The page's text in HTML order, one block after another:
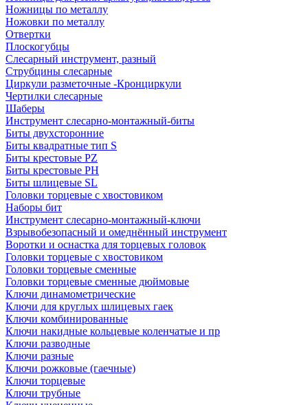
Ножницы по металлу
Ножовки по металлу
Отвертки
Плоскогубцы
Слесарный инструмент, разный
Струбцины слесарные
Циркули разметочные -Кронциркули
Чертилки слесарные
Шаберы
Инструмент слесарно-монтажный-биты
Биты двухсторонние
Биты квадратные тип S
Биты крестовые РZ
Биты крестовые РН
Биты шлицевые SL
Головки торцевые с хвостовиком
Наборы бит
Инструмент слесарно-монтажный-ключи
Взрывобезопасный и омеднённый инструмент
Воротки и оснаcтка для торцевых головок
Головки торцевые с хвостовиком
Головки торцевые сменные
Головки торцевые сменные дюймовые
Ключи динамометрические
Ключи для круглых шлицевых гаек
Ключи комбинированные
Ключи накидные кольцевые коленчатые и пр
Ключи разводные
Ключи разные
Ключи рожковые (гаечные)
Ключи торцевые
Ключи трубные